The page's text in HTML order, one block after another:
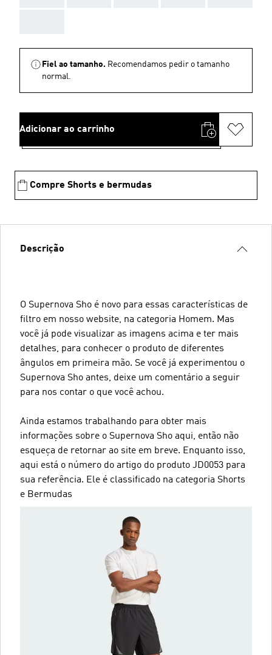
Fiel ao tamanho. Recomendamos pedir o tamanho
normal.
Adicionar ao carrinho
Compre Shorts e bermudas
Descrição
O Supernova Sho é novo para essas características de
filtro em nosso website, na categoria Homem. Mas
você já pode visualizar as imagens acima e ter mais
detalhes, para conhecer o produto de diferentes
ângulos em primeira mão. Se você já experimentou o
Supernova Sho antes, deixe um comentário a seguir
para nos contar o que você achou.
Ainda estamos trabalhando para obter mais
informações sobre o Supernova Sho aqui, então não
esqueça de retornar ao site em breve. Enquanto isso,
aqui está o número do artigo do produto JD0053 para
sua referência. Ele é classificado na categoria Shorts
e Bermudas